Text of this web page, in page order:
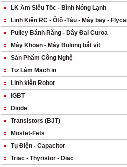
LK Ấm Siêu Tốc - Bình Nóng Lạnh
Linh Kiện RC - Ôtô -Tàu - Máy bay -
Pulley Bánh Răng - Dây Đai Curoa
Máy Khoan - Máy Bulong bắt vít
Sản Phẩm Công Nghệ
Tự Làm Mạch in
Linh kiện Robot
IGBT
Diode
Transistors (BJT)
Mosfet-Fets
Tụ Điện - Capacitor
Triac - Thyristor - Diac